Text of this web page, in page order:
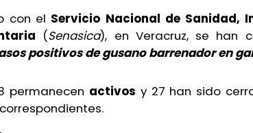
con el Servicio Nacional de Sanidad,
(Senasica), en Veracruz, se han
positivos de gusano barrenador en
permanecen activos y 27 han sido